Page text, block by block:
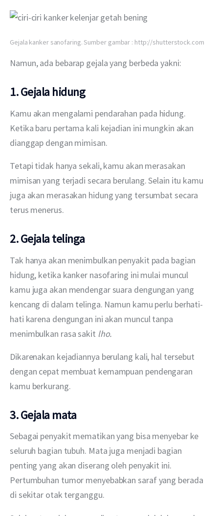
Gejala kanker sanofaring. Sumber gambar : http://shutterstock.com
Namun, ada bebarap gejala yang berbeda yakni:
1. Gejala hidung
Kamu akan mengalami pendarahan pada hidung.
Ketika baru pertama kali kejadian ini mungkin akan
dianggap dengan mimisan.
Tetapi tidak hanya sekali, kamu akan merasakan
mimisan yang terjadi secara berulang. Selain itu kamu
juga akan merasakan hidung yang tersumbat secara
terus menerus.
2. Gejala telinga
Tak hanya akan menimbulkan penyakit pada bagian
hidung, ketika kanker nasofaring ini mulai muncul
kamu juga akan mendengar suara dengungan yang
kencang di dalam telinga. Namun kamu perlu berhati-
hati karena dengungan ini akan muncul tanpa
menimbulkan rasa sakit lho.
Dikarenakan kejadiannya berulang kali, hal tersebut
dengan cepat membuat kemampuan pendengaran
kamu berkurang.
3. Gejala mata
Sebagai penyakit mematikan yang bisa menyebar ke
seluruh bagian tubuh. Mata juga menjadi bagian
penting yang akan diserang oleh penyakit ini.
Pertumbuhan tumor menyebabkan saraf yang berada
di sekitar otak terganggu.